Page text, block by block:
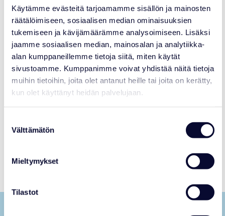
Käytämme evästeitä tarjoamamme sisällön ja mainosten
räätälöimiseen, sosiaalisen median ominaisuuksien
tukemiseen ja kävijämäärämme analysoimiseen. Lisäksi
jaamme sosiaalisen median, mainosalan ja analytiikka-
alan kumppaneillemme tietoja siitä, miten käytät
sivustoamme. Kumppanimme voivat yhdistää näitä tietoja
muihin tietoihin, joita olet antanut heille tai joita on kerätty,
kun olet käyttänyt heidän palvelujaan.
valinta
Välttämätön
Mieltymykset
Tilastot
LUOKKA
: Mammalia – Nisäkkäät
LAHKO: Rodentia – Jyrsijät
HEIMO: Castoridae – Majavat
KOKO: paino 12-33 kg, pituus 65-105 cm +
häntä 20-40 cm, sukupuolet
samankokoisia tai naaras hieman
kookkaampi
LISÄÄNTYMINEN: Yksiavioinen. Kiima
tammi-helmikuussa, kantoaika 3,5 kk,
vuotiaana, sukukypsä 1,5-vuotiaana.